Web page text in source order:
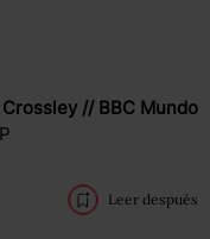
Crossley // BBC Mundo
Leer después